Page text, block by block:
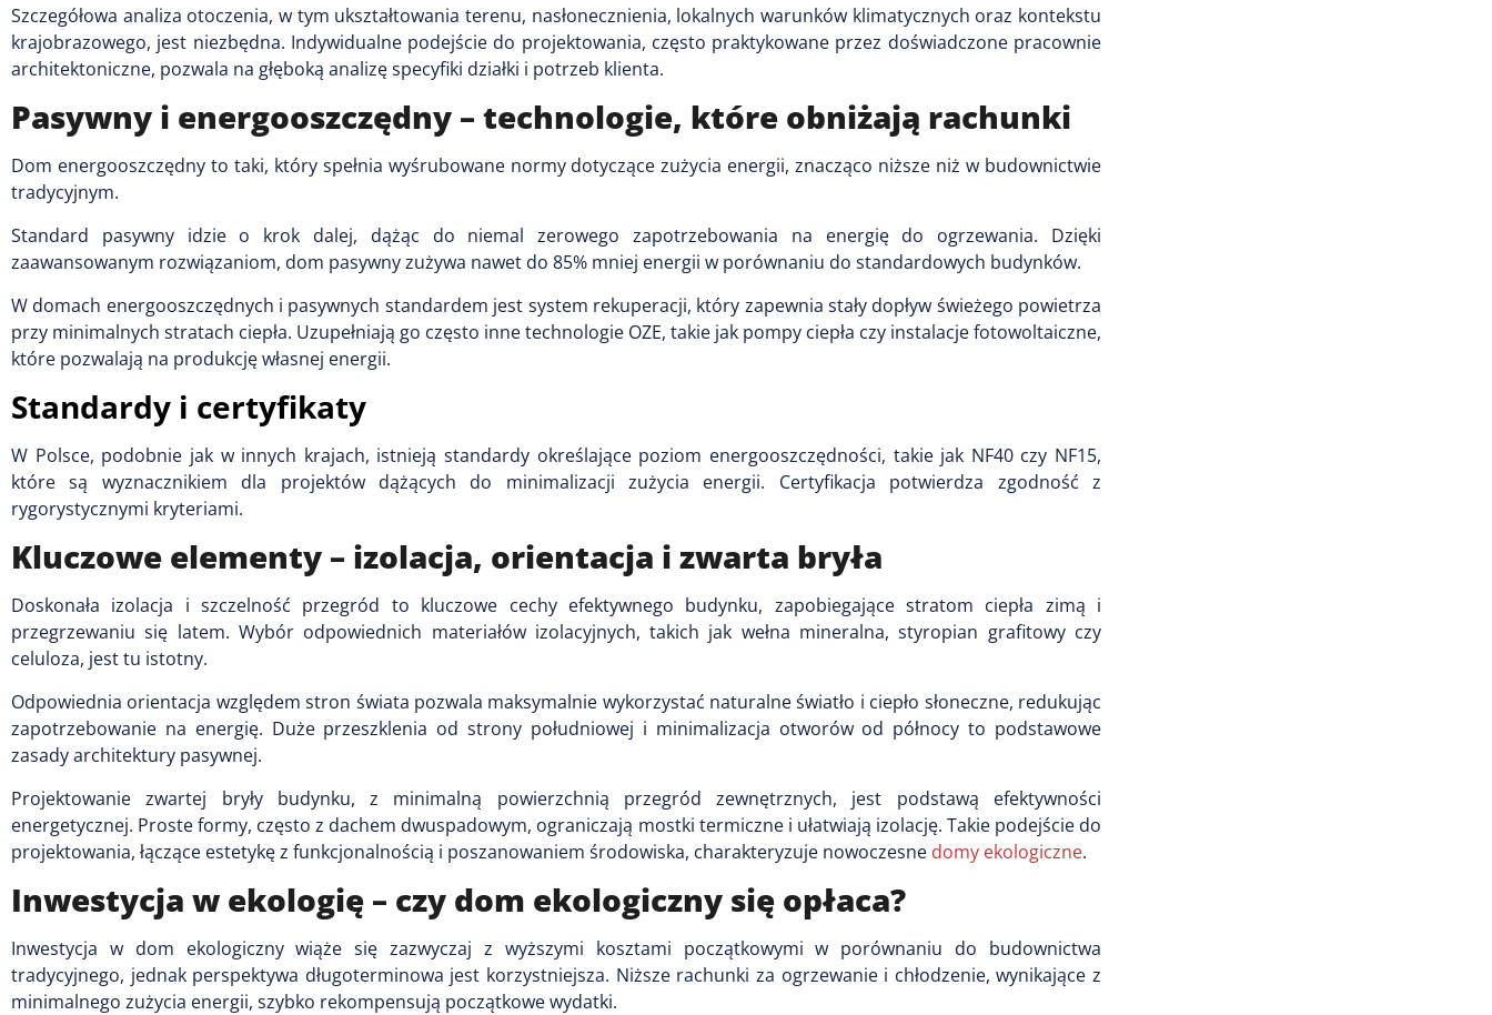
Szczegółowa analiza otoczenia, w tym ukształtowania terenu, nasłonecznienia, lokalnych warunków klimatycznych oraz kontekstu
krajobrazowego, jest niezbędna. Indywidualne podejście do projektowania, często praktykowane przez doświadczone pracownie
architektoniczne, pozwala na głęboką analizę specyfiki działki i potrzeb klienta.
Pasywny i energooszczędny – technologie, które obniżają rachunki
Dom energooszczędny to taki, który spełnia wyśrubowane normy dotyczące zużycia energii, znacząco niższe niż w budownictwie
tradycyjnym.
Standard pasywny idzie o krok dalej, dążąc do niemal zerowego zapotrzebowania na energię do ogrzewania. Dzięki
zaawansowanym rozwiązaniom, dom pasywny zużywa nawet do 85% mniej energii w porównaniu do standardowych budynków.
W domach energooszczędnych i pasywnych standardem jest system rekuperacji, który zapewnia stały dopływ świeżego powietrza
przy minimalnych stratach ciepła. Uzupełniają go często inne technologie OZE, takie jak pompy ciepła czy instalacje fotowoltaiczne,
które pozwalają na produkcję własnej energii.
Standardy i certyfikaty
W Polsce, podobnie jak w innych krajach, istnieją standardy określające poziom energooszczędności, takie jak NF40 czy NF15,
które są wyznacznikiem dla projektów dążących do minimalizacji zużycia energii. Certyfikacja potwierdza zgodność z
rygorystycznymi kryteriami.
Kluczowe elementy – izolacja, orientacja i zwarta bryła
Doskonała izolacja i szczelność przegród to kluczowe cechy efektywnego budynku, zapobiegające stratom ciepła zimą i
przegrzewaniu się latem. Wybór odpowiednich materiałów izolacyjnych, takich jak wełna mineralna, styropian grafitowy czy
celuloza, jest tu istotny.
Odpowiednia orientacja względem stron świata pozwala maksymalnie wykorzystać naturalne światło i ciepło słoneczne, redukując
zapotrzebowanie na energię. Duże przeszklenia od strony południowej i minimalizacja otworów od północy to podstawowe
zasady architektury pasywnej.
Projektowanie zwartej bryły budynku, z minimalną powierzchnią przegród zewnętrznych, jest podstawą efektywności
energetycznej. Proste formy, często z dachem dwuspadowym, ograniczają mostki termiczne i ułatwiają izolację. Takie podejście do
projektowania, łączące estetykę z funkcjonalnością i poszanowaniem środowiska, charakteryzuje nowoczesne domy ekologiczne.
Inwestycja w ekologię – czy dom ekologiczny się opłaca?
Inwestycja w dom ekologiczny wiąże się zazwyczaj z wyższymi kosztami początkowymi w porównaniu do budownictwa
tradycyjnego, jednak perspektywa długoterminowa jest korzystniejsza. Niższe rachunki za ogrzewanie i chłodzenie, wynikające z
minimalnego zużycia energii, szybko rekompensują początkowe wydatki.